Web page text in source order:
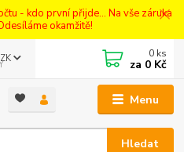
- kdo první přijde... Na vše záruka
okamžitě!
Menu
Hledat
0 ks
za 0 Kč